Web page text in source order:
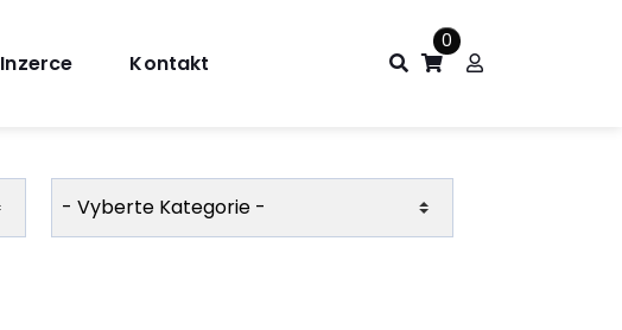
Inzerce Kontakt
0